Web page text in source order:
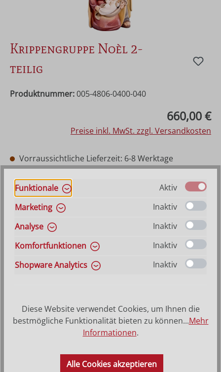
Krippengruppe Noèl 2-
teilig
Produktnummer: 005-4806-0400-040
660,00 €
Preise inkl. MwSt. zzgl. Versandkosten
Vorraussichtliche Lieferzeit: 6-8 Werktage
Farbeauswählen
Hilfe zu Farbangaben
Natur Mehrfach gebeizt
Größeauswählen
Hilfe zu Größenangaben
10 cm 12 cm 15 cm 30 cm
40 cm
60 cm
VERSANDKOSTENFREI (DE) AB 150,-*
Produktbeschreibung
Funktionale
Aktiv
Marketing
Inaktiv
Analyse
Inaktiv
Komfortfunktionen
Inaktiv
Shopware Analytics
Inaktiv
Diese Website verwendet Cookies, um Ihnen die
bestmögliche Funktionalität bieten zu können...Mehr
Informationen.
Alle Cookies akzeptieren